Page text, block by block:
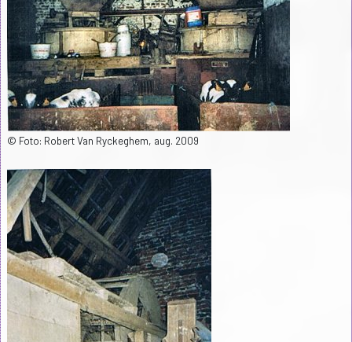
© Foto: Robert Van Ryckeghem, aug. 2009